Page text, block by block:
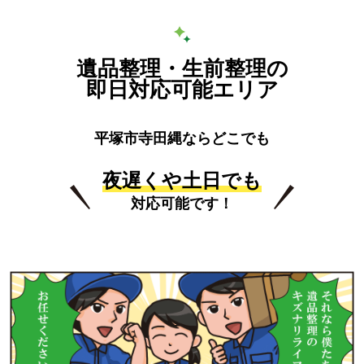
遺品整理・生前整理の
即日対応可能エリア
平塚市寺田縄ならどこでも
夜遅くや土日でも
対応可能です！